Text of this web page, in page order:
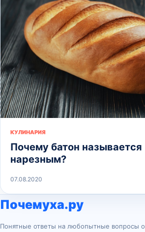
КУЛИНАРИЯ
Почему батон называется
нарезным?
07.08.2020
Почемуха.ру
Понятные ответы на любопытные вопросы о